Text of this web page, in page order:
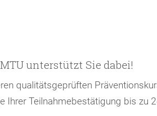
unterstützt Sie dabei!
qualitätsgeprüften
Teilnahmebestätigung bis zu